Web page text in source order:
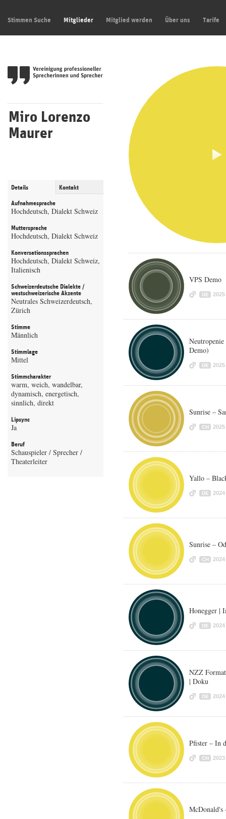
Stimmen Suche Mitglieder Mitglied werden Über uns Tarife
Miro Lorenzo
Maurer
Details Kontakt
Aufnahmesprache
Hochdeutsch, Dialekt Schweiz
Muttersprache
Hochdeutsch, Dialekt Schweiz
Konversationssprachen
Hochdeutsch, Dialekt Schweiz,
Italienisch
Schweizerdeutsche Dialekte /
westschweizerische Akzente
Neutrales Schweizerdeutsch,
Zürich
Stimme
Männlich
Stimmlage
Mittel
Stimmcharakter
warm, weich, wandelbar,
dynamisch, energetisch,
sinnlich, direkt
Lipsync
Ja
Beruf
Schauspieler / Sprecher /
Theaterleiter
VPS Demo
DE 2025
Demo)
DE 2025
Sunrise –
CH 2025
Yallo –
DE 2024
Sunrise –
CH 2024
Honegger |
DE 2024
NZZ
| Doku
DE 2024
Pfister – In
CH 2023
McDonald's